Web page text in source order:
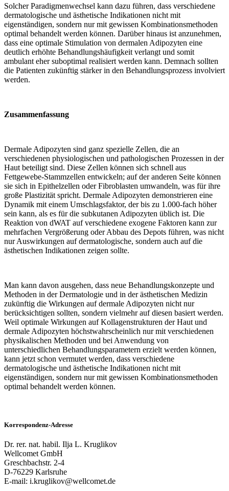
Solcher Paradigmenwechsel kann dazu führen, dass verschiedene
dermatologische und ästhetische Indikationen nicht mit
eigenständigen, sondern nur mit gewissen Kombinationsmethoden
optimal behandelt werden können. Darüber hinaus ist anzunehmen,
dass eine optimale Stimulation von dermalen Adipozyten eine
deutlich erhöhte Behandlungshäufigkeit verlangt und somit
ambulant eher suboptimal realisiert werden kann. Demnach sollten
die Patienten zukünftig stärker in den Behandlungsprozess involviert
werden.
Zusammenfassung
Dermale Adipozyten sind ganz spezielle Zellen, die an
verschiedenen physiologischen und pathologischen Prozessen in der
Haut beteiligt sind. Diese Zellen können sich schnell aus
Fettgewebe-Stammzellen entwickeln; auf der anderen Seite können
sie sich in Epithelzellen oder Fibroblasten umwandeln, was für ihre
große Plastizität spricht. Dermale Adipozyten demonstrieren eine
Dynamik mit einem Umschlagsfaktor, der bis zu 1.000-fach höher
sein kann, als es für die subkutanen Adipozyten üblich ist. Die
Reaktion von dWAT auf verschiedene exogene Faktoren kann zur
mehrfachen Vergrößerung oder Abbau des Depots führen, was nicht
nur Auswirkungen auf dermatologische, sondern auch auf die
ästhetischen Indikationen zeigen sollte.
Man kann davon ausgehen, dass neue Behandlungskonzepte und
Methoden in der Dermatologie und in der ästhetischen Medizin
zukünftig die Wirkungen auf dermale Adipozyten nicht nur
berücksichtigen sollten, sondern vielmehr auf diesen basiert werden.
Weil optimale Wirkungen auf Kollagenstrukturen der Haut und
dermale Adipozyten höchstwahrscheinlich nur mit verschiedenen
physikalischen Methoden und bei Anwendung von
unterschiedlichen Behandlungsparametern erzielt werden können,
kann jetzt schon vermutet werden, dass verschiedene
dermatologische und ästhetische Indikationen nicht mit
eigenständigen, sondern nur mit gewissen Kombinationsmethoden
optimal behandelt werden können.
Korrespondenz-Adresse
Dr. rer. nat. habil. Ilja L. Kruglikov
Wellcomet GmbH
Greschbachstr. 2-4
D-76229 Karlsruhe
E-mail: i.kruglikov@wellcomet.de